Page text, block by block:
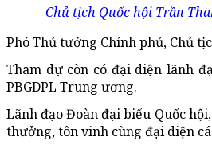
Chủ tịch Quốc hội Trần
Phó Thủ tướng Chính phủ, Chủ
Tham dự còn có đại diện lãnh
PBGDPL Trung ương.
Lãnh đạo Đoàn đại biểu Quốc
thưởng, tôn vinh cùng đại diện